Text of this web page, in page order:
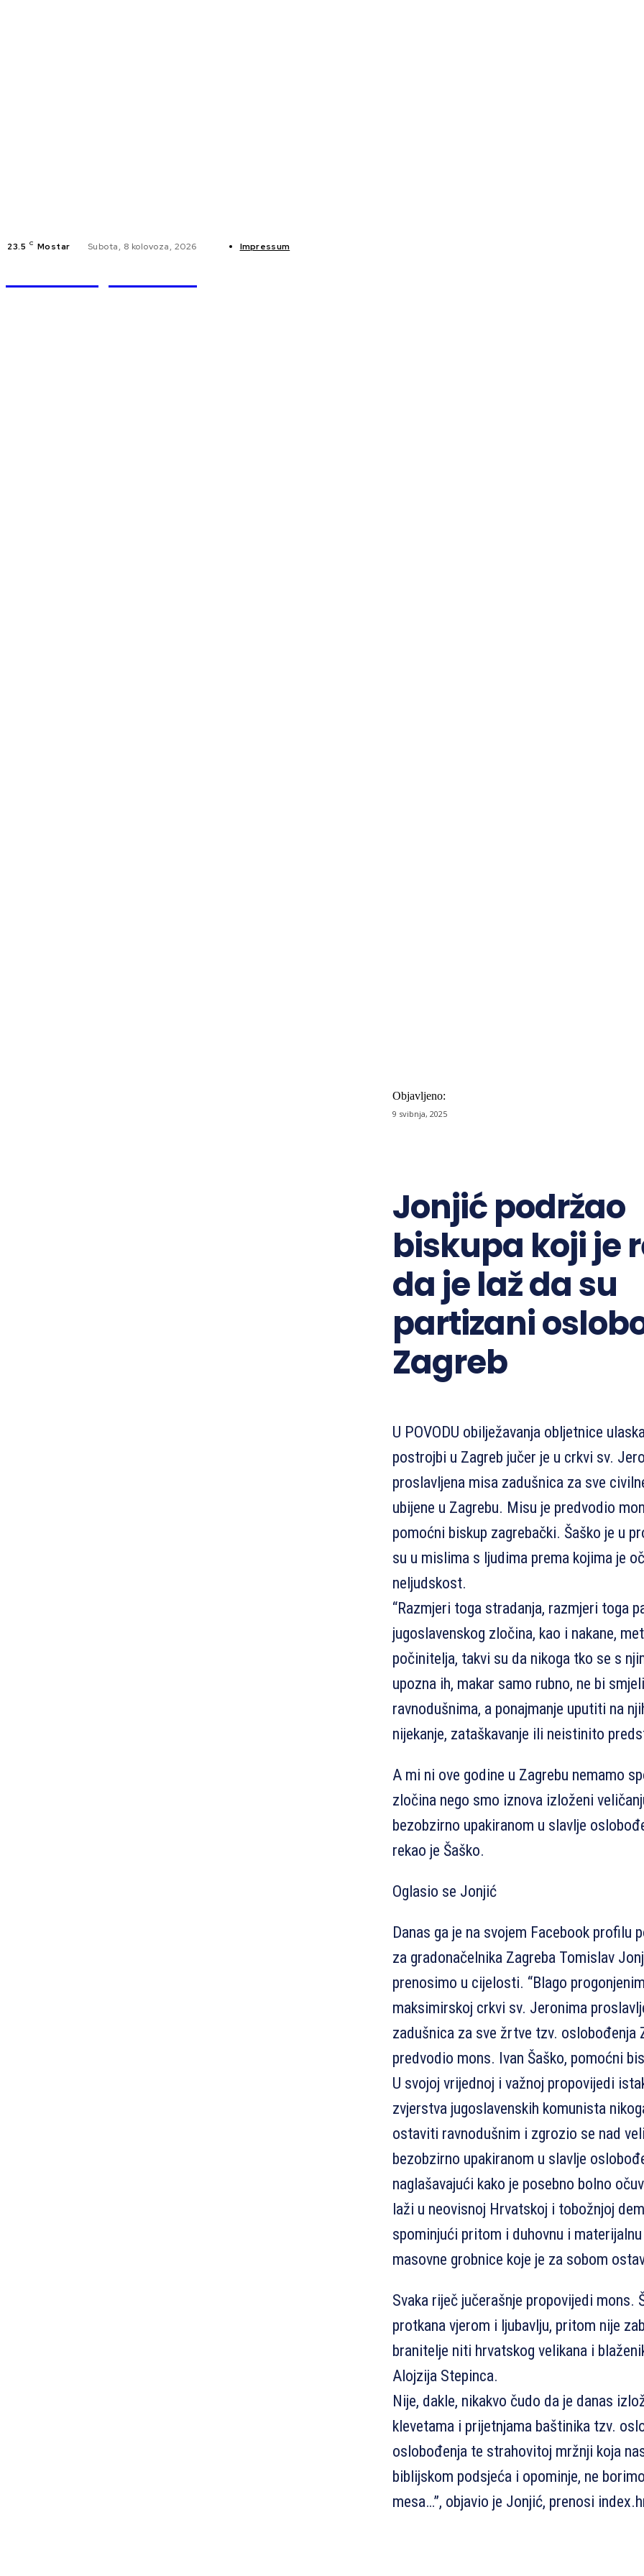
23.5 C Mostar Subota, 8 kolovoza, 2026 Impressum
Objavljeno:
9 svibnja, 2025
Jonjić podržao
biskupa koji je
da je laž da su
partizani
Zagreb
U POVODU obilježavanja obljetnice
postrojbi u Zagreb jučer je u crkvi sv.
proslavljena misa zadušnica za sve
ubijene u Zagrebu. Misu je predvodio
pomoćni biskup zagrebački. Šaško je u
su u mislima s ljudima prema kojima je
neljudskost.
“Razmjeri toga stradanja, razmjeri toga
jugoslavenskog zločina, kao i nakane,
počinitelja, takvi su da nikoga tko se s
upozna ih, makar samo rubno, ne bi
ravnodušnima, a ponajmanje uputiti na
nijekanje, zataškavanje ili neistinito
A mi ni ove godine u Zagrebu nemamo
zločina nego smo iznova izloženi
bezobzirno upakiranom u slavlje
rekao je Šaško.
Oglasio se Jonjić
Danas ga je na svojem Facebook profilu
za gradonačelnika Zagreba Tomislav
prenosimo u cijelosti. “Blago
maksimirskoj crkvi sv. Jeronima
zadušnica za sve žrtve tzv. oslobođenja
predvodio mons. Ivan Šaško, pomoćni
U svojoj vrijednoj i važnoj propovijedi
zvjerstva jugoslavenskih komunista
ostaviti ravnodušnim i zgrozio se nad
bezobzirno upakiranom u slavlje
naglašavajući kako je posebno bolno
laži u neovisnoj Hrvatskoj i tobožnjoj
spominjući pritom i duhovnu i
masovne grobnice koje je za sobom
Svaka riječ jučerašnje propovijedi mons.
protkana vjerom i ljubavlju, pritom nije
branitelje niti hrvatskog velikana i
Alojzija Stepinca.
Nije, dakle, nikakvo čudo da je danas
klevetama i prijetnjama baštinika tzv.
oslobođenja te strahovitoj mržnji koja
biblijskom podsjeća i opominje, ne
mesa…”, objavio je Jonjić, prenosi